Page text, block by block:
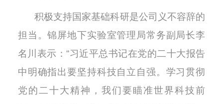
积极支持国家基础科研是公司义不容辞的
担当。锦屏地下实验室管理局常务副局长李
名川表示：“习近平总书记在党的二十大报告
中明确指出要坚持科技自立自强。学习贯彻
党的二十大精神，我们要瞄准世界科技前